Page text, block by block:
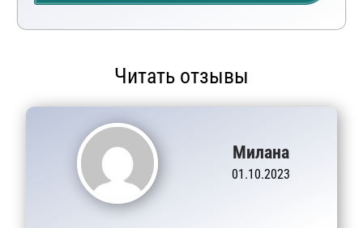
Читать отзывы
Милана
01.10.2023